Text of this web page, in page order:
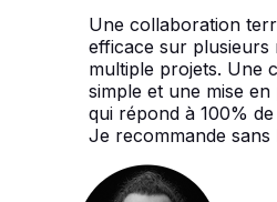
Une collaboration
efficace sur plusieurs
multiple projets. Une
simple et une mise en
qui répond à 100%
Je recommande sans